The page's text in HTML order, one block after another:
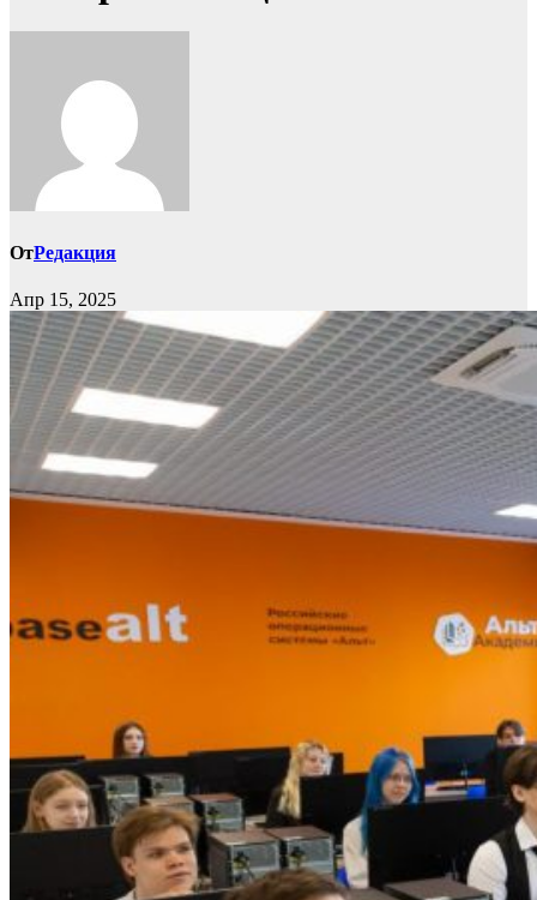
ОтРедакция
Апр 15, 2025